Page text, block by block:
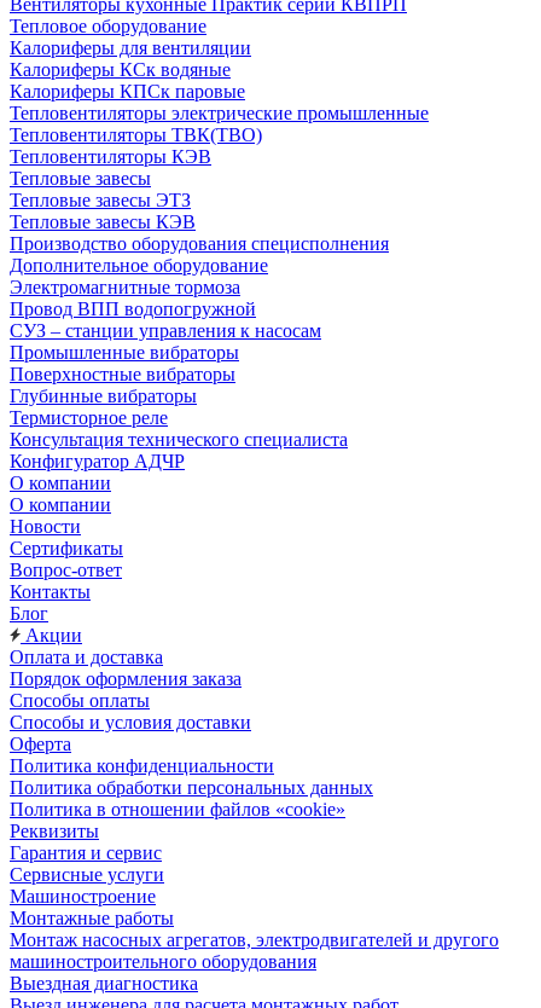
Вентиляторы кухонные Практик серии КВПРП
Тепловое оборудование
Калориферы для вентиляции
Калориферы КСк водяные
Калориферы КПСк паровые
Тепловентиляторы электрические промышленные
Тепловентиляторы ТВК(ТВО)
Тепловентиляторы КЭВ
Тепловые завесы
Тепловые завесы ЭТЗ
Тепловые завесы КЭВ
Производство оборудования специсполнения
Дополнительное оборудование
Электромагнитные тормоза
Провод ВПП водопогружной
СУЗ – станции управления к насосам
Промышленные вибраторы
Поверхностные вибраторы
Глубинные вибраторы
Термисторное реле
Консультация технического специалиста
Конфигуратор АДЧР
О компании
О компании
Новости
Сертификаты
Вопрос-ответ
Контакты
Блог
Акции
Оплата и доставка
Порядок оформления заказа
Способы оплаты
Способы и условия доставки
Оферта
Политика конфиденциальности
Политика обработки персональных данных
Политика в отношении файлов «cookie»
Реквизиты
Гарантия и сервис
Сервисные услуги
Машиностроение
Монтажные работы
Монтаж насосных агрегатов, электродвигателей и другого
машиностроительного оборудования
Выездная диагностика